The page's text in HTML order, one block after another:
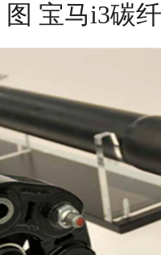
图 宝马i3碳